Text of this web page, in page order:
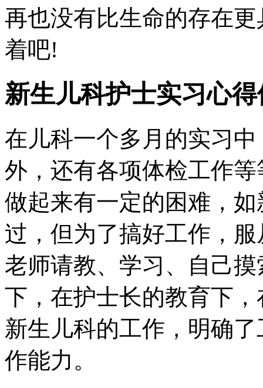
再也没有比生命的存在
着吧!
新生儿科护士实习心
在儿科一个多月的实习
外，还有各项体检工作
做起来有一定的困难，
过，但为了搞好工作，
老师请教、学习、自己
下，在护士长的教育下
新生儿科的工作，明确
作能力。